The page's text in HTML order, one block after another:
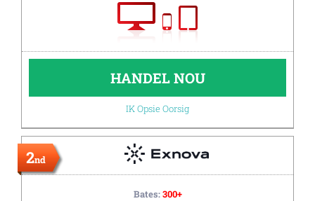
HANDEL NOU
IK Opsie Oorsig
2nd
Bates:300+